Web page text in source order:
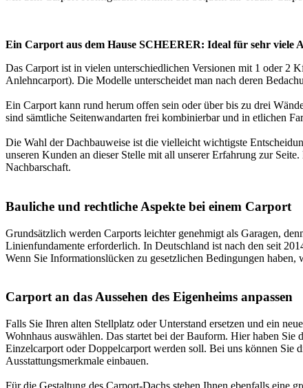
Ein Carport aus dem Hause SCHEERER: Ideal für sehr viele
Das Carport ist in vielen unterschiedlichen Versionen mit 1 oder 2
Anlehncarport). Die Modelle unterscheidet man nach deren
Ein Carport kann rund herum offen sein oder über bis zu drei
sind sämtliche Seitenwandarten frei kombinierbar und in etlichen
Die Wahl der Dachbauweise ist die vielleicht wichtigste
unseren Kunden an dieser Stelle mit all unserer Erfahrung zur
Nachbarschaft.
Bauliche und rechtliche Aspekte bei einem Carport
Grundsätzlich werden Carports leichter genehmigt als Garagen,
Linienfundamente erforderlich. In Deutschland ist nach den seit
Wenn Sie Informationslücken zu gesetzlichen Bedingungen haben,
Carport an das Aussehen des Eigenheims anpassen
Falls Sie Ihren alten Stellplatz oder Unterstand ersetzen und ein
Wohnhaus auswählen. Das startet bei der Bauform. Hier haben
Einzelcarport oder Doppelcarport werden soll. Bei uns können Sie
Ausstattungsmerkmale einbauen.